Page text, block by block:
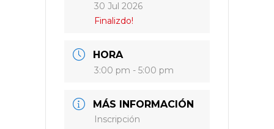
30 Jul 2026
Finalizdo!
HORA
3:00 pm - 5:00 pm
MÁS INFORMACIÓN
Inscripción